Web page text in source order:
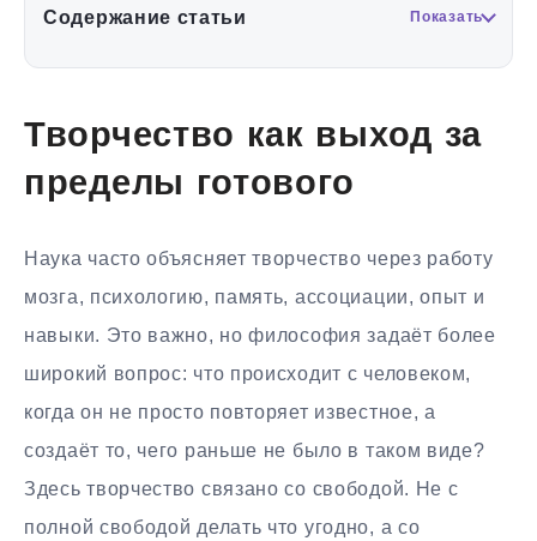
Содержание статьи Показать
Творчество как выход за
пределы готового
Наука часто объясняет творчество через работу
мозга, психологию, память, ассоциации, опыт и
навыки. Это важно, но философия задаёт более
широкий вопрос: что происходит с человеком,
когда он не просто повторяет известное, а
создаёт то, чего раньше не было в таком виде?
Здесь творчество связано со свободой. Не с
полной свободой делать что угодно, а со